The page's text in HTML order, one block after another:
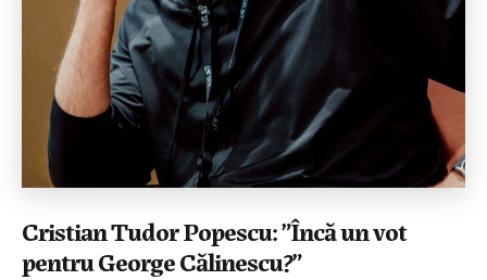
Cristian Tudor Popescu: ”Încă un vot
pentru George Călinescu?”